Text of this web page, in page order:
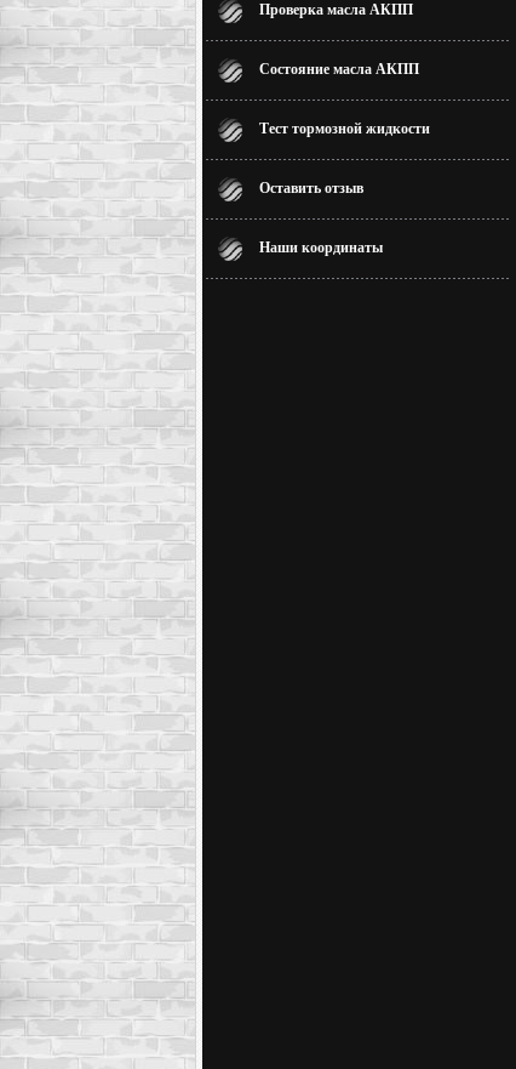
Проверка масла АКПП
Состояние масла АКПП
Тест тормозной жидкости
Оставить отзыв
Наши координаты